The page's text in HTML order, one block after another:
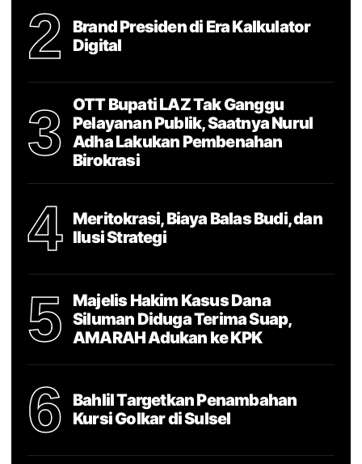
2
Brand Presiden di Era Kalkulator
Digital
3
OTT Bupati LAZ Tak Ganggu
Pelayanan Publik, Saatnya Nurul
Adha Lakukan Pembenahan
Birokrasi
4
Meritokrasi, Biaya Balas Budi, dan
Ilusi Strategi
5
Majelis Hakim Kasus Dana
Siluman Diduga Terima Suap,
AMARAH Adukan ke KPK
6
Bahlil Targetkan Penambahan
Kursi Golkar di Sulsel